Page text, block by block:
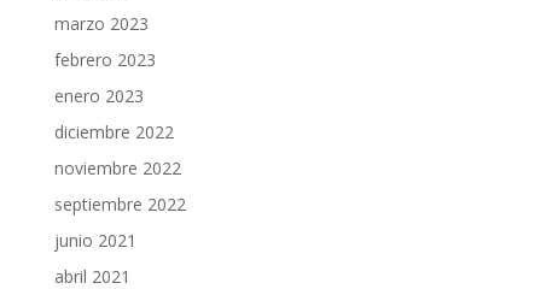
marzo 2023
febrero 2023
enero 2023
diciembre 2022
noviembre 2022
septiembre 2022
junio 2021
abril 2021